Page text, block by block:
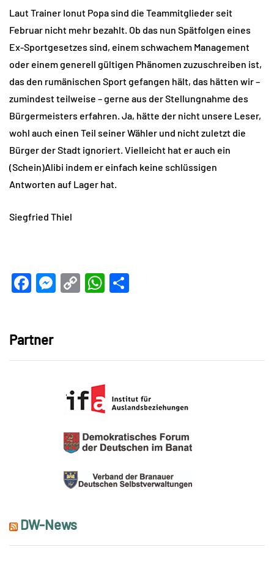
Laut Trainer Ionut Popa sind die Teammitglieder seit
Februar nicht mehr bezahlt. Ob das nun Spätfolgen eines
Ex-Sportgesetzes sind, einem schwachem Management
oder einem generell gültigen Phänomen zuzuschreiben ist,
das den rumänischen Sport gefangen hält, das hätten wir –
zumindest teilweise – gerne aus der Stellungnahme des
Bürgermeisters erfahren. Ja, hätte der nicht unsere Leser,
wohl auch einen Teil seiner Wähler und nicht zuletzt die
Bürger der Stadt ignoriert. Vielleicht hat er auch ein
(Schein)Alibi indem er einfach keine schlüssigen
Antworten auf Lager hat.
Siegfried Thiel
Facebook
Messenger
CopyWhatsApp
Partner
DW-News